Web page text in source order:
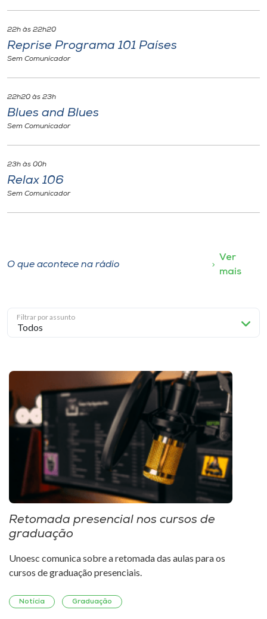
22h às 22h20
Reprise Programa 101 Países
Sem Comunicador
22h20 às 23h
Blues and Blues
Sem Comunicador
23h às 00h
Relax 106
Sem Comunicador
O que acontece na rádio
Ver
mais
Filtrar por assunto
Retomada presencial nos cursos de
graduação
Unoesc comunica sobre a retomada das aulas para os
cursos de graduação presenciais.
Notícia Graduação